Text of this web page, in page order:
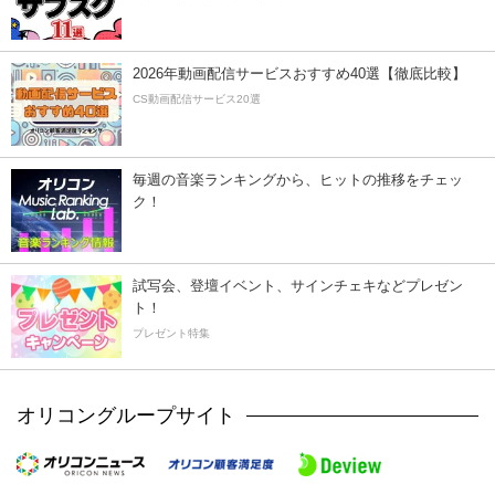
2026年動画配信サービスおすすめ40選【徹底比較】
CS動画配信サービス20選
毎週の音楽ランキングから、ヒットの推移をチェッ
ク！
試写会、登壇イベント、サインチェキなどプレゼン
ト！
プレゼント特集
オリコングループサイト